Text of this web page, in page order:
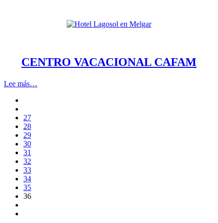
CENTRO VACACIONAL CAFAM
Lee más…
27
28
29
30
31
32
33
34
35
36